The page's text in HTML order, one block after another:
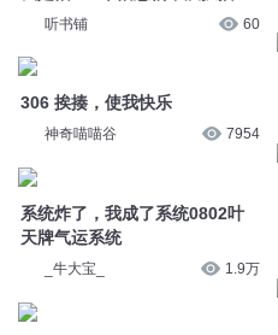
听书铺 60
306 挨揍，使我快乐
神奇喵喵谷 7954
系统炸了，我成了系统0802叶
天牌气运系统
_牛大宝_ 1.9万